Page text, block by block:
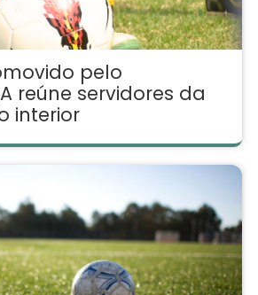
pelo
reúne servidores da
interior